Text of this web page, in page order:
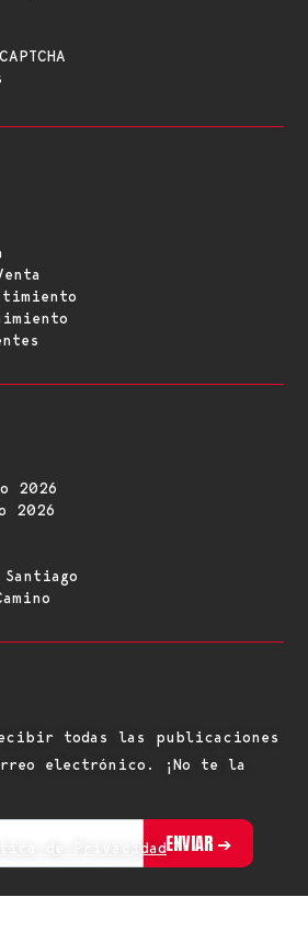
2026
2026
todas las publicaciones
electrónico. ¡No te la
de Privacidad